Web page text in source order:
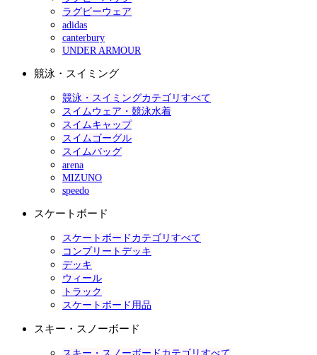
ラグビーウェア
adidas
canterbury
UNDER ARMOUR
競泳・スイミング
競泳・スイミングカテゴリすべて
スイムウェア・競泳水着
スイムキャップ
スイムゴーグル
スイムバッグ
arena
MIZUNO
speedo
スケートボード
スケートボードカテゴリすべて
コンプリートデッキ
デッキ
ウィール
トラック
スケートボード用品
スキー・スノーボード